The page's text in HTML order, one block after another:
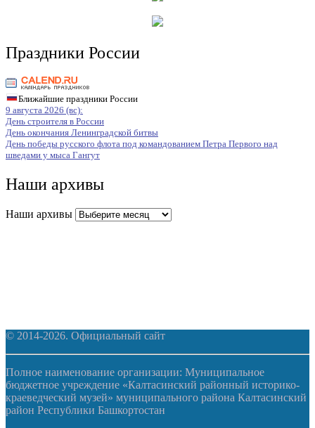
Праздники России
Ближайшие праздники России
9 августа 2026 (вс):
День строителя в России
День окончания Ленинградской битвы
День победы русского флота под командованием Петра Первого над
шведами у мыса Гангут
Наши архивы
Наши архивы
© 2014-2026. Официальный сайт
Полное наименование организации: Муниципальное
бюджетное учреждение «Калтасинский районный историко-
краеведческий музей» муниципального района Калтасинский
район Республики Башкортостан